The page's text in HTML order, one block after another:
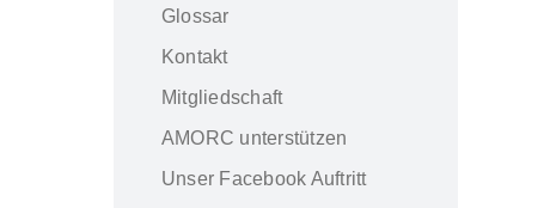
Glossar
Kontakt
Mitgliedschaft
AMORC unterstützen
Unser Facebook Auftritt